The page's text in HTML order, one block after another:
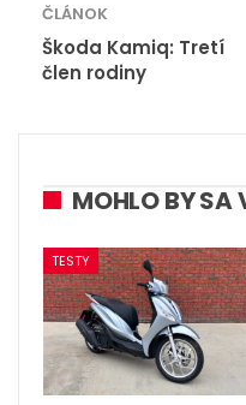
ČLÁNOK
Škoda Kamiq: Tretí
člen rodiny
MOHLO BY SA
TESTY